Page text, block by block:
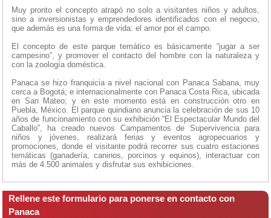
Muy pronto el concepto atrapó no solo a visitantes niños y adultos,
sino a inversionistas y emprendedores identificados con el negocio,
que además es una forma de vida: el amor por el campo.
El concepto de este parque temático es básicamente “jugar a ser
campesino”, y promover el contacto del hombre con la naturaleza y
con la zoología doméstica.
Panaca se hizo franquicia a nivel nacional con Panaca Sabana, muy
cerca a Bogotá; e internacionalmente con Panaca Costa Rica, ubicada
en San Mateo; y en este momento está en construcción otro en
Puebla, México. El parque quindiano anuncia la celebración de sus 10
años de funcionamiento con su exhibición “El Espectacular Mundo del
Caballo”, ha creado nuevos Campamentos de Supervivencia para
niños y jóvenes, realizará ferias y eventos agropecuarios y
promociones, donde el visitante podrá recorrer sus cuatro estaciones
temáticas (ganadería, caninos, porcinos y equinos), interactuar con
más de 4.500 animales y disfrutar sus exhibiciones.
Rellene este formulario para ponerse en contacto con
Panaca